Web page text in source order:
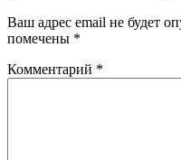
Ваш адрес email не будет
помечены *
Комментарий *